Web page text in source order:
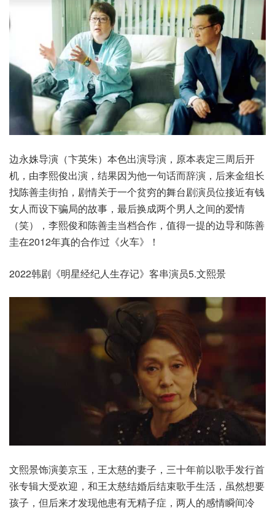
边永姝导演（卞英朱）本色出演导演，原本表定三周后开
机，由李熙俊出演，结果因为他一句话而辞演，后来金组长
找陈善圭街拍，剧情关于一个贫穷的舞台剧演员位接近有钱
女人而设下骗局的故事，最后换成两个男人之间的爱情
（笑），李熙俊和陈善圭当档合作，值得一提的边导和陈善
圭在2012年真的合作过《火车》！
2022韩剧《明星经纪人生存记》客串演员5.文熙景
文熙景饰演姜京玉，王太慈的妻子，三十年前以歌手发行首
张专辑大受欢迎，和王太慈结婚后结束歌手生活，虽然想要
孩子，但后来才发现他患有无精子症，两人的感情瞬间冷